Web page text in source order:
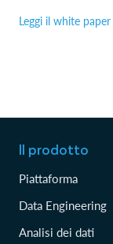
Leggi il white paper
Il prodotto
Piattaforma
Data Engineering
Analisi dei dati